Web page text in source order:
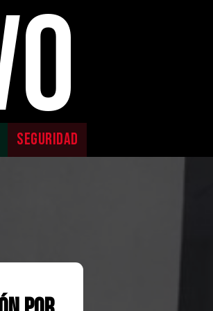
SEGURIDAD